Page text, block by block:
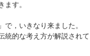
ます。
で，いきなり来ました。
統的な考え方が解説されて